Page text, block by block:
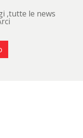
,tutte le news